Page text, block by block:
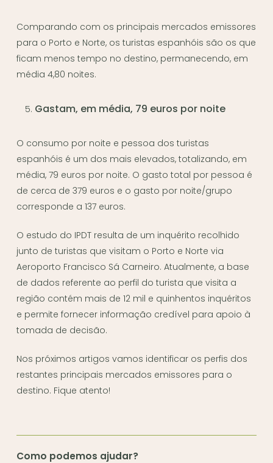
Comparando com os principais mercados emissores
para o Porto e Norte, os turistas espanhóis são os que
ficam menos tempo no destino, permanecendo, em
média 4,80 noites.
Gastam, em média, 79 euros por noite
O consumo por noite e pessoa dos turistas
espanhóis é um dos mais elevados, totalizando, em
média, 79 euros por noite. O gasto total por pessoa é
de cerca de 379 euros e o gasto por noite/grupo
corresponde a 137 euros.
O estudo do IPDT resulta de um inquérito recolhido
junto de turistas que visitam o Porto e Norte via
Aeroporto Francisco Sá Carneiro. Atualmente, a base
de dados referente ao perfil do turista que visita a
região contém mais de 12 mil e quinhentos inquéritos
e permite fornecer informação credível para apoio à
tomada de decisão.
Nos próximos artigos vamos identificar os perfis dos
restantes principais mercados emissores para o
destino. Fique atento!
Como podemos ajudar?